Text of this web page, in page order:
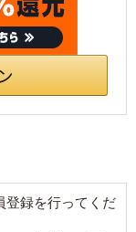
登録を行ってくだ